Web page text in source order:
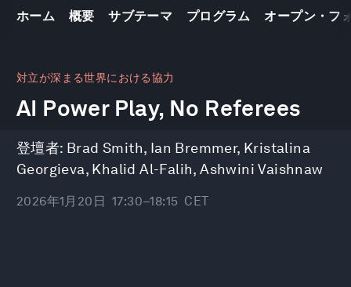
ホーム 概要 サブテーマ プログラム オープン・フ
対立が深まる世界における協力
AI Power Play, No Referees
登壇者: Brad Smith, Ian Bremmer, Kristalina
Georgieva, Khalid Al-Falih,Ashwini Vaishnaw
2026年1月20日 17:30–18:15 CET
seconds
48
minutes,
seconds